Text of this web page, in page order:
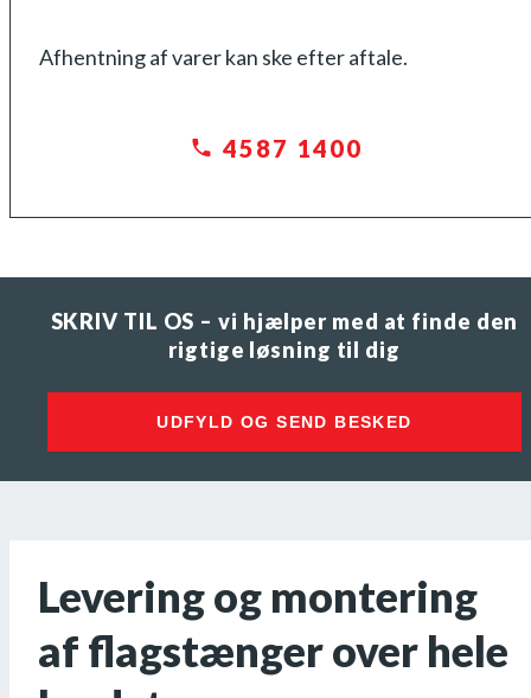
Afhentning af varer kan ske efter aftale.
4587 1400
SKRIV TIL OS – vi hjælper med at finde den
rigtige løsning til dig
UDFYLD OG SEND BESKED
Levering og montering
af flagstænger over hele